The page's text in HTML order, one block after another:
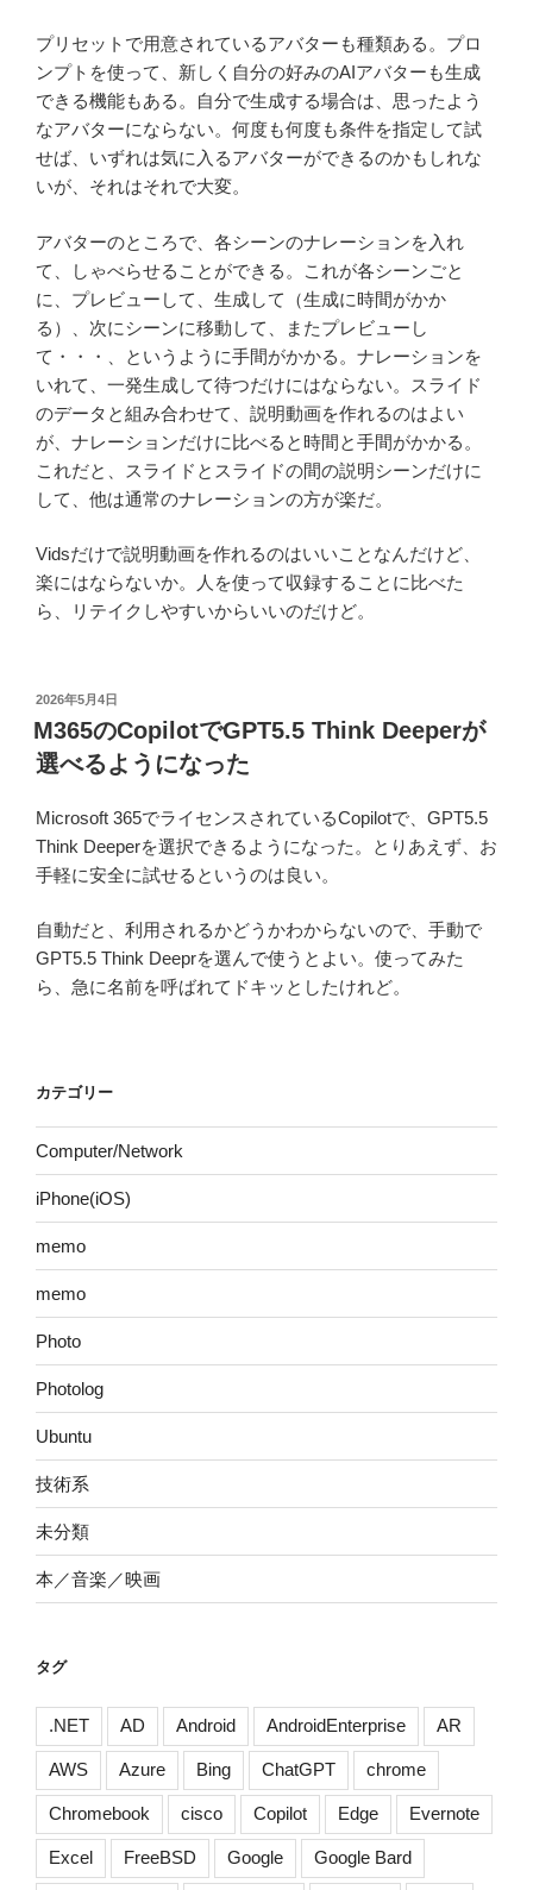
プリセットで用意されているアバターも種類ある。プロ
ンプトを使って、新しく自分の好みのAIアバターも生成
できる機能もある。自分で生成する場合は、思ったよう
なアバターにならない。何度も何度も条件を指定して試
せば、いずれは気に入るアバターができるのかもしれな
いが、それはそれで大変。
アバターのところで、各シーンのナレーションを入れ
て、しゃべらせることができる。これが各シーンごと
に、プレビューして、生成して（生成に時間がかか
る）、次にシーンに移動して、またプレビューし
て・・・、というように手間がかかる。ナレーションを
いれて、一発生成して待つだけにはならない。スライド
のデータと組み合わせて、説明動画を作れるのはよい
が、ナレーションだけに比べると時間と手間がかかる。
これだと、スライドとスライドの間の説明シーンだけに
して、他は通常のナレーションの方が楽だ。
Vidsだけで説明動画を作れるのはいいことなんだけど、
楽にはならないか。人を使って収録することに比べた
ら、リテイクしやすいからいいのだけど。
投
稿
日:
2026年5月4日
M365のCopilotでGPT5.5 Think Deeperが
選べるようになった
Microsoft 365でライセンスされているCopilotで、GPT5.5
Think Deeperを選択できるようになった。とりあえず、お
手軽に安全に試せるというのは良い。
自動だと、利用されるかどうかわからないので、手動で
GPT5.5 Think Deeprを選んで使うとよい。使ってみた
ら、急に名前を呼ばれてドキッとしたけれど。
カテゴリー
Computer/Network
iPhone(iOS)
memo
memo
Photo
Photolog
Ubuntu
技術系
未分類
本／音楽／映画
タグ
.NET AD Android AndroidEnterprise AR
AWS Azure Bing ChatGPT chrome
Chromebook cisco Copilot Edge Evernote
Excel FreeBSD Google Google Bard